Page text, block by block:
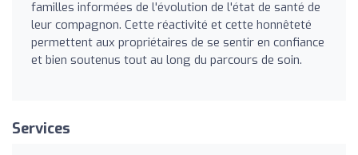
familles informées de l'évolution de l'état de santé de
leur compagnon. Cette réactivité et cette honnêteté
permettent aux propriétaires de se sentir en confiance
et bien soutenus tout au long du parcours de soin.
Services